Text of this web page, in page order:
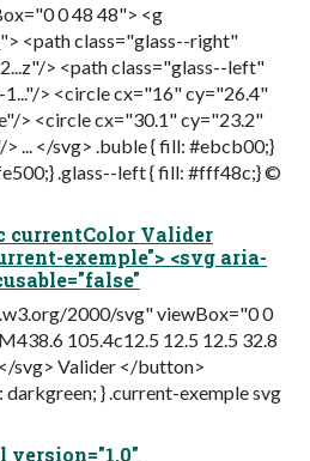
0 48 48"> <g
<path class="glass--right"
> <path class="glass--left"
> <circle cx="16" cy="26.4"
> <circle cx="30.1" cy="23.2"
... </svg> .buble { fill: #ebcb00;}
.glass--left { fill: #fff48c;} ©
currentColor Valider
exemple"> <svg aria-
2000/svg" viewBox="0 0
105.4c12.5 12.5 12.5 32.8
svg> Valider </button>
} .current-exemple svg
version="1.0"